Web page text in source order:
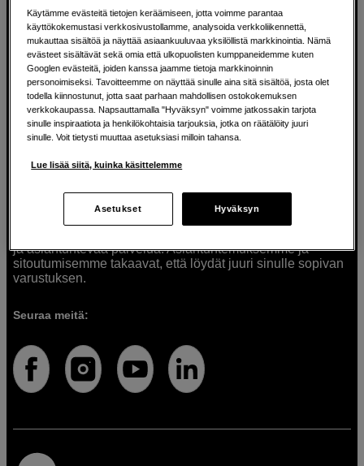
Ratkaisuja luoville ihmisille jo vuodesta
1982
Olemme Scandinavian Photolla jo yli 40 vuoden ajan
auttaneet luovia ihmisiä toteuttamaan visioitaan.
Tarjoamme inspiraatiota, asiantuntemusta ja tuotteita
muun muassa valokuvauksen, äänen, videokuvauksen ja
musiikin ja taiteen harrastajia. Oikeilla työkaluilla ideat
muuttuvat todellisuudeksi. Autamme sinua valitsemaan
ja asiantuntevaa palvelua. Asiantuntemuksemme ja
sitoutumisemme takaavat, että löydät juuri sinulle sopivan
varustuksen.
Seuraa meitä:
Käytämme evästeitä tietojen keräämiseen, jotta voimme parantaa
käyttökokemustasi verkkosivustollamme, analysoida verkkoliikennettä,
mukauttaa sisältöä ja näyttää asiaankuuluvaa yksilöllistä markkinointia. Nämä
evästeet sisältävät sekä omia että ulkopuolisten kumppaneidemme kuten
Googlen evästeitä, joiden kanssa jaamme tietoja markkinoinnin
personoimiseksi. Tavoitteemme on näyttää sinulle aina sitä sisältöä, josta olet
todella kiinnostunut, jotta saat parhaan mahdollisen ostokokemuksen
verkkokaupassa. Napsauttamalla "Hyväksyn" voimme jatkossakin tarjota
sinulle inspiraatiota ja henkilökohtaisia tarjouksia, jotka on räätälöity juuri
sinulle. Voit tietysti muuttaa asetuksiasi milloin tahansa.
Lue lisää siitä, kuinka käsittelemme
Asetukset Hyväksyn